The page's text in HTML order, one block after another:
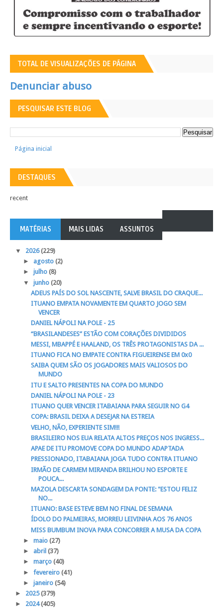
TOTAL DE VISUALIZAÇÕES DE PÁGINA
Denunciar abuso
PESQUISAR ESTE BLOG
Página inicial
DESTAQUES
recent
MATÉRIAS MAIS LIDAS ASSUNTOS
▼ 2026(229)
► agosto (2)
► julho (8)
▼ junho (20)
ADEUS PAÍS DO SOL NASCENTE, SALVE BRASIL DO CRAQUE...
ITUANO EMPATA NOVAMENTE EM QUARTO JOGO SEM
VENCER
DANIEL NÁPOLI NA POLE - 25
“BRASILANDESES” ESTÃO COM CORAÇÕES DIVIDIDOS
MESSI, MBAPPÉ E HAALAND, OS TRÊS PROTAGONISTAS DA ...
ITUANO FICA NO EMPATE CONTRA FIGUEIRENSE EM 0x0
SAIBA QUEM SÃO OS JOGADORES MAIS VALIOSOS DO
MUNDO
ITU E SALTO PRESENTES NA COPA DO MUNDO
DANIEL NÁPOLI NA POLE - 23
ITUANO QUER VENCER ITABAIANA PARA SEGUIR NO G4
COPA: BRASIL DEIXA A DESEJAR NA ESTREIA
VELHO, NÃO, EXPERIENTE SIM!!!
BRASILEIRO NOS EUA RELATA ALTOS PREÇOS NOS INGRESS...
APAE DE ITU PROMOVE COPA DO MUNDO ADAPTADA
PRESSIONADO, ITABAIANA JOGA TUDO CONTRA ITUANO
IRMÃO DE CARMEM MIRANDA BRILHOU NO ESPORTE E
POUCA...
MAZOLA DESCARTA SONDAGEM DA PONTE: "ESTOU FELIZ
NO...
ITUANO: BASE ESTEVE BEM NO FINAL DE SEMANA
ÍDOLO DO PALMEIRAS, MORREU LEIVINHA AOS 76 ANOS
MISS BUMBUM INOVA PARA CONCORRER A MUSA DA COPA
► maio (27)
► abril (37)
► março (40)
► fevereiro (41)
► janeiro (54)
► 2025(379)
► 2024(405)